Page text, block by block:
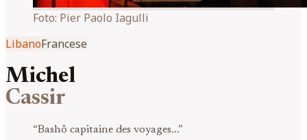
Foto: Pier Paolo Iagulli
LibanoFrancese
Michel
Cassir
“Bashô capitaine des voyages...”